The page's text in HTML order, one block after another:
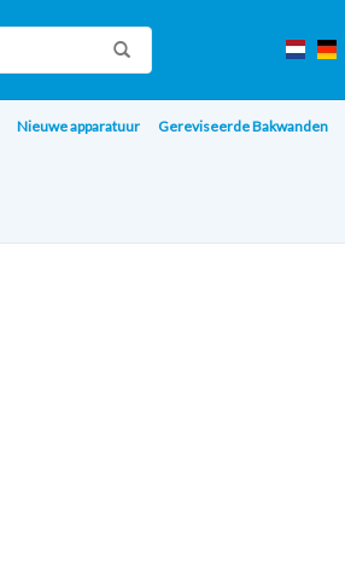
Nieuwe apparatuur Gereviseerde Bakwanden